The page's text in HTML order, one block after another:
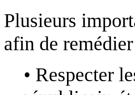
Plusieurs
afin de
• Respecter